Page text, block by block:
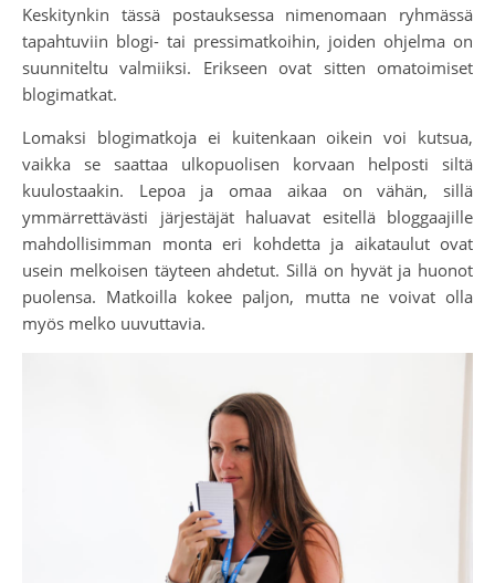
Keskitynkin tässä postauksessa nimenomaan ryhmässä
tapahtuviin blogi- tai pressimatkoihin, joiden ohjelma on
suunniteltu valmiiksi. Erikseen ovat sitten omatoimiset
blogimatkat.
Lomaksi blogimatkoja ei kuitenkaan oikein voi kutsua,
vaikka se saattaa ulkopuolisen korvaan helposti siltä
kuulostaakin. Lepoa ja omaa aikaa on vähän, sillä
ymmärrettävästi järjestäjät haluavat esitellä bloggaajille
mahdollisimman monta eri kohdetta ja aikataulut ovat
usein melkoisen täyteen ahdetut. Sillä on hyvät ja huonot
puolensa. Matkoilla kokee paljon, mutta ne voivat olla
myös melko uuvuttavia.